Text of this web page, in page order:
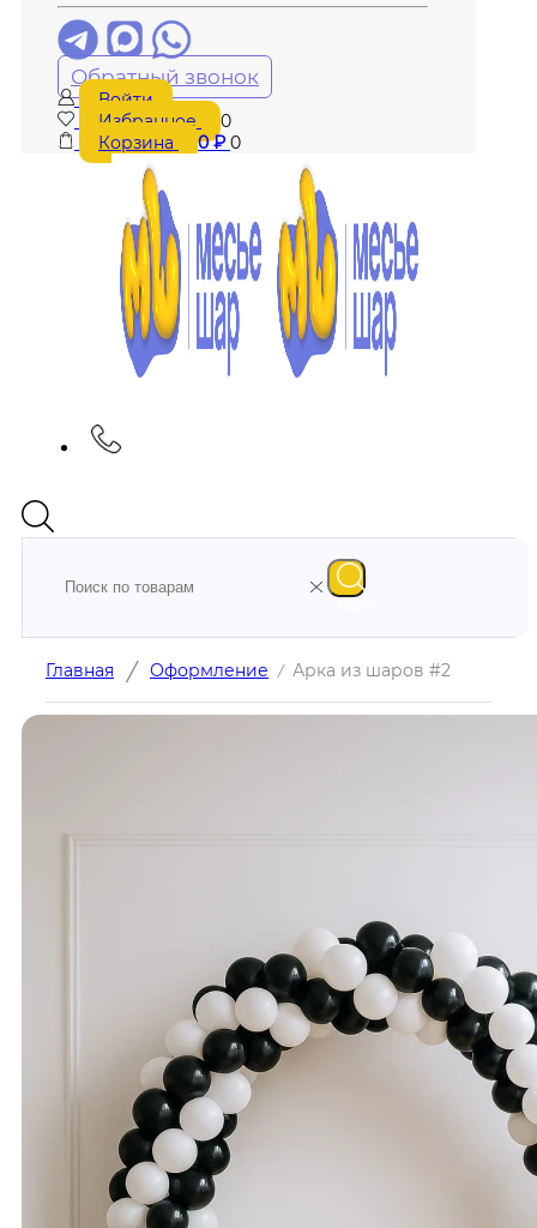
Обратный звонок
Войти
Избранное
0
Корзина
0₽ 0
Главная / Оформление / Арка из шаров #2